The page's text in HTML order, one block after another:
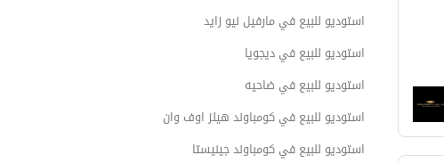
عقارات للبيع في كومباوند دى جويا
استوديو للبيع في مارفيل نيو زايد
استوديو للبيع في ديجويا
استوديو للبيع في ضاحيه
استوديو للبيع في كومباوند هيلز اوف وان
استوديو للبيع في كومباوند جينيستا